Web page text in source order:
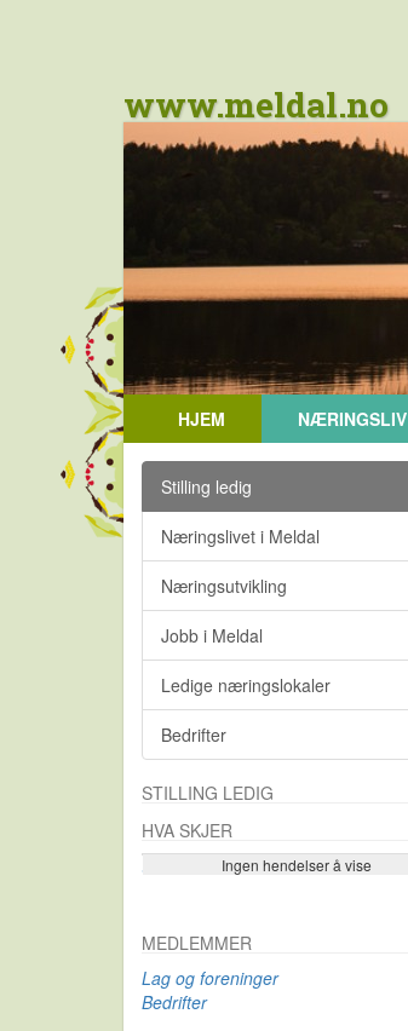
www.meldal.no
HJEM NÆRINGSLIV
Stilling ledig
Næringslivet i Meldal
Næringsutvikling
Jobb i Meldal
Ledige næringslokaler
Bedrifter
STILLING LEDIG
HVA SKJER
Ingen hendelser å vise
Se flere…
MEDLEMMER
Lag og foreninger
Bedrifter